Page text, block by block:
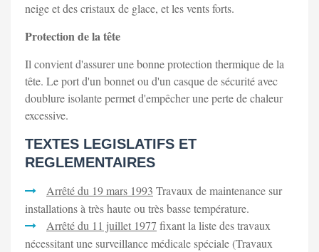
neige et des cristaux de glace, et les vents forts.
Protection de la tête
Il convient d'assurer une bonne protection thermique de la
tête. Le port d'un bonnet ou d'un casque de sécurité avec
doublure isolante permet d'empêcher une perte de chaleur
excessive.
TEXTES LEGISLATIFS ET
REGLEMENTAIRES
Arrêté du 19 mars 1993 Travaux de maintenance sur
installations à très haute ou très basse température.
Arrêté du 11 juillet 1977 fixant la liste des travaux
nécessitant une surveillance médicale spéciale (Travaux